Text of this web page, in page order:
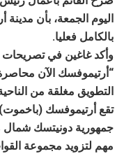
اليوم الجمعة، بأن
بالكامل فعليا.
“أرتيموفسك الآن
التطويق مغلقة من
تقع أرتيموفسك
جمهورية دونيتسك شمال
مهم لتزويد مجموعة